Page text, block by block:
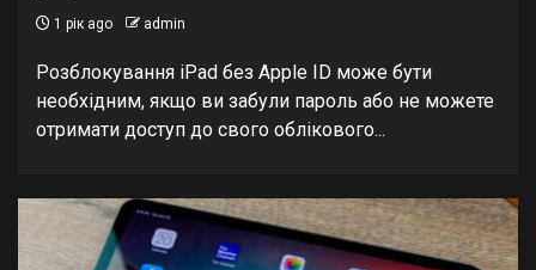
1 рік ago admin
Розблокування iPad без Apple ID може бути
необхідним, якщо ви забули пароль або не можете
отримати доступ до свого облікового...